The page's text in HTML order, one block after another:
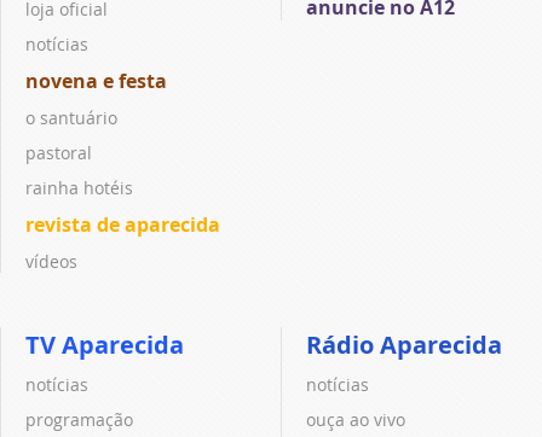
loja oficial
notícias
novena e festa
o santuário
pastoral
rainha hotéis
revista de aparecida
vídeos
anuncie no A12
TV Aparecida
notícias
programação
Rádio Aparecida
notícias
ouça ao vivo